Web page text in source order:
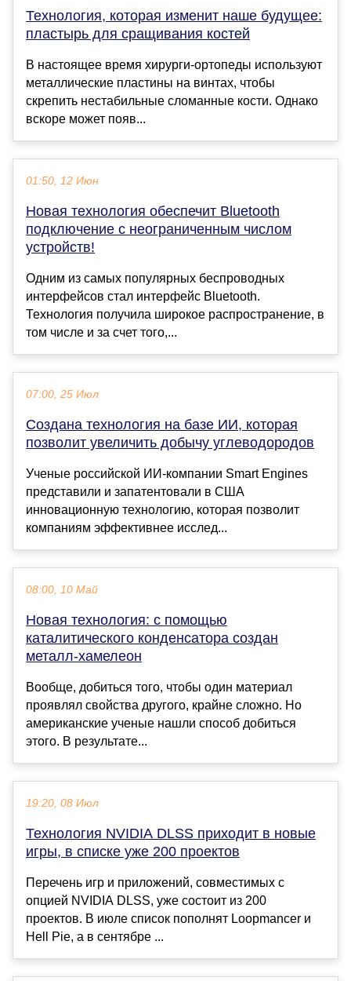
Технология, которая изменит наше будущее:
пластырь для сращивания костей
В настоящее время хирурги-ортопеды используют
металлические пластины на винтах, чтобы
скрепить нестабильные сломанные кости. Однако
вскоре может появ...
01:50, 12 Июн
Новая технология обеспечит Bluetooth
подключение с неограниченным числом
устройств!
Одним из самых популярных беспроводных
интерфейсов стал интерфейс Bluetooth.
Технология получила широкое распространение, в
том числе и за счет того,...
07:00, 25 Июл
Cоздана технология на базе ИИ, которая
позволит увеличить добычу углеводородов
Ученые российской ИИ-компании Smart Engines
представили и запатентовали в США
инновационную технологию, которая позволит
компаниям эффективнее исслед...
08:00, 10 Май
Новая технология: с помощью
каталитического конденсатора создан
металл-хамелеон
Вообще, добиться того, чтобы один материал
проявлял свойства другого, крайне сложно. Но
американские ученые нашли способ добиться
этого. В результате...
19:20, 08 Июл
Технология NVIDIA DLSS приходит в новые
игры, в списке уже 200 проектов
Перечень игр и приложений, совместимых с
опцией NVIDIA DLSS, уже состоит из 200
проектов. В июле список пополнят Loopmancer и
Hell Pie, а в сентябре ...